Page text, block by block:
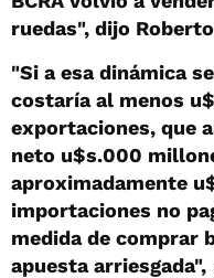
ruedas", dijo
"Si a esa dinámica
costaría al menos
exportaciones, que
neto u$s.000
aproximadamente
importaciones no
medida de comprar
apuesta arriesgada",